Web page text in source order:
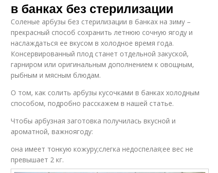
в банках без стерилизации
Соленые арбузы без стерилизации в банках на зиму –
прекрасный способ сохранить летнюю сочную ягоду и
наслаждаться ее вкусом в холодное время года.
Консервированный плод станет отдельной закуской,
гарниром или оригинальным дополнением к овощным,
рыбным и мясным блюдам.
О том, как солить арбузы кусочками в банках холодным
способом, подробно расскажем в нашей статье.
Чтобы арбузная заготовка получилась вкусной и
ароматной, важноягоду:
она имеет тонкую кожуру;слегка недоспелая;ее вес не
превышает 2 кг.